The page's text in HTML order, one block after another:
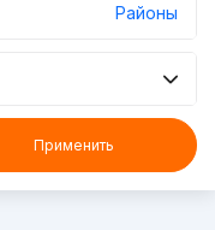
Районы
Применить